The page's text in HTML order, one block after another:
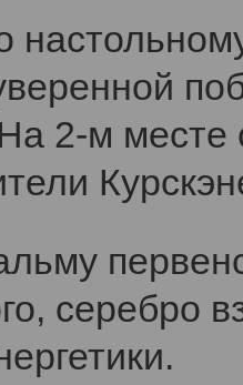
2-м
серебро